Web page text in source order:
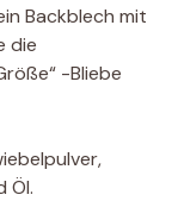
Backblech mit
die
-Bliebe
Öl.